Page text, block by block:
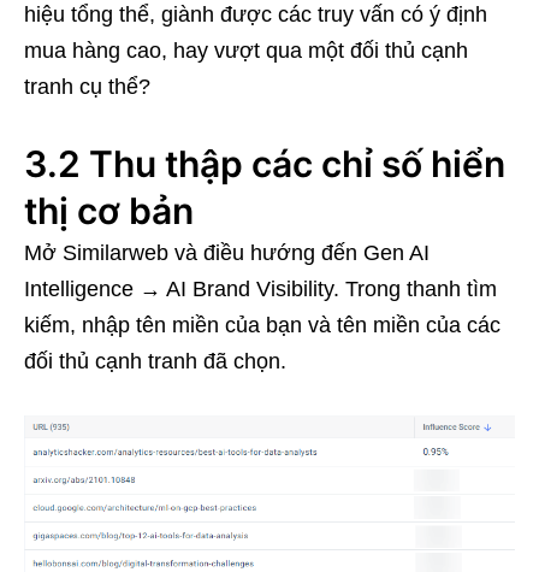
hiệu tổng thể, giành được các truy vấn có ý định
mua hàng cao, hay vượt qua một đối thủ cạnh
tranh cụ thể?
3.2 Thu thập các chỉ số hiển
thị cơ bản
Mở Similarweb và điều hướng đến Gen AI
Intelligence → AI Brand Visibility. Trong thanh tìm
kiếm, nhập tên miền của bạn và tên miền của các
đối thủ cạnh tranh đã chọn.